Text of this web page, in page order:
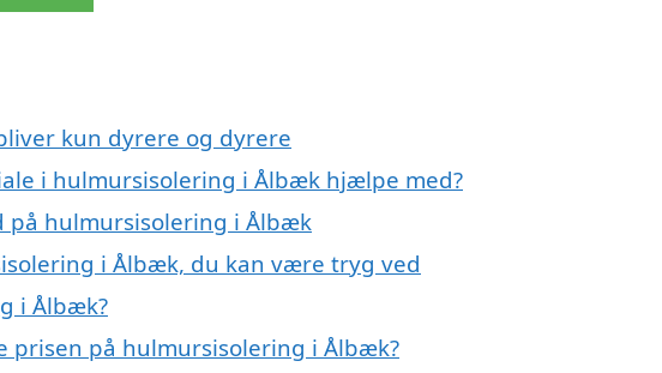
kun dyrere og dyrere
i hulmursisolering i Ålbæk hjælpe med?
hulmursisolering i Ålbæk
i Ålbæk, du kan være tryg ved
i Ålbæk?
prisen på hulmursisolering i Ålbæk?